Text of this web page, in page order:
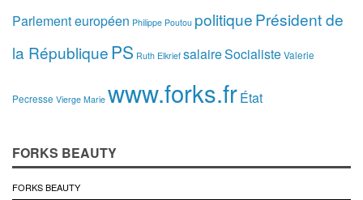
Parlement européen Philippe Poutou politiquePrésident de
la République PS Ruth Elkrief salaireSocialisteValerie
Pecresse Vierge Marie www.forks.frÉtat
FORKS BEAUTY
FORKS BEAUTY